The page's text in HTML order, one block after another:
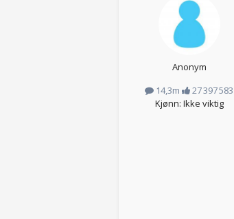
Anonym
14,3m
27 397 583
Kjønn: Ikke viktig